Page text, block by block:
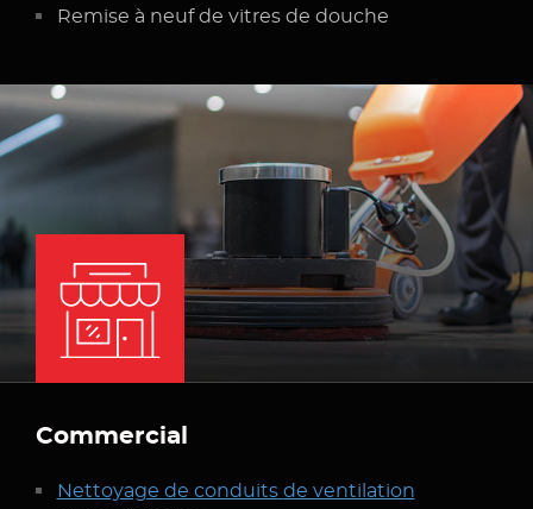
Remise à neufde vitres de douche
Commercial
Nettoyage de conduits de ventilation